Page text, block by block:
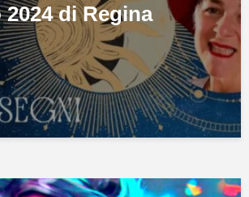
2024 di Regina